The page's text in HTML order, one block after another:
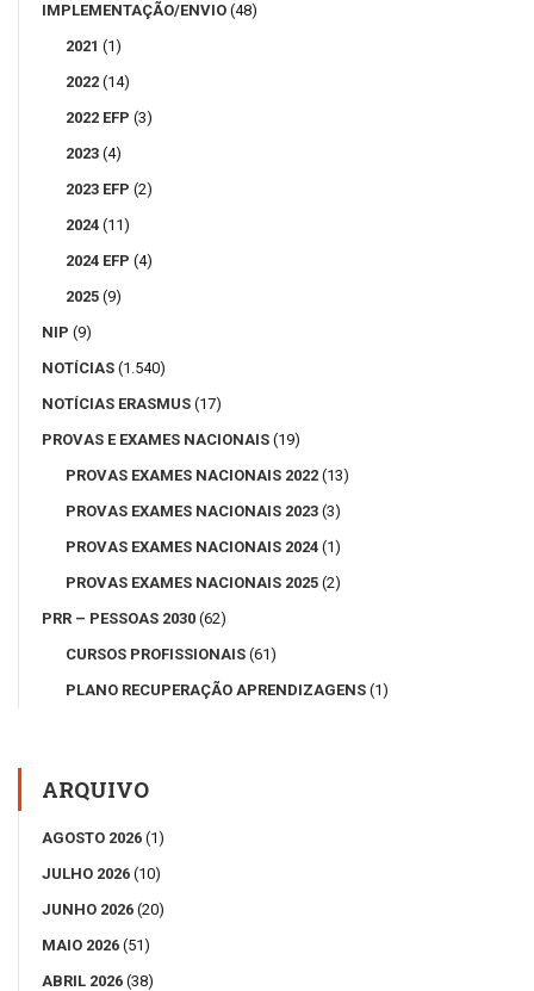
IMPLEMENTAÇÃO/ENVIO (48)
2021 (1)
2022 (14)
2022 EFP (3)
2023 (4)
2023 EFP (2)
2024 (11)
2024 EFP (4)
2025 (9)
NIP (9)
NOTÍCIAS (1.540)
NOTÍCIAS ERASMUS (17)
PROVAS E EXAMES NACIONAIS (19)
PROVAS EXAMES NACIONAIS 2022 (13)
PROVAS EXAMES NACIONAIS 2023 (3)
PROVAS EXAMES NACIONAIS 2024 (1)
PROVAS EXAMES NACIONAIS 2025 (2)
PRR – PESSOAS 2030 (62)
CURSOS PROFISSIONAIS (61)
PLANO RECUPERAÇÃO APRENDIZAGENS (1)
ARQUIVO
AGOSTO 2026 (1)
JULHO 2026 (10)
JUNHO 2026 (20)
MAIO 2026 (51)
ABRIL 2026 (38)